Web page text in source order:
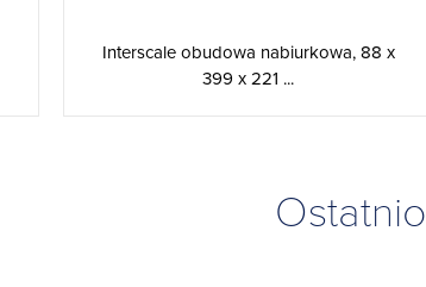
Interscale obudowa nabiurkowa, 88 x
399 x 221 ...
Ostatnio